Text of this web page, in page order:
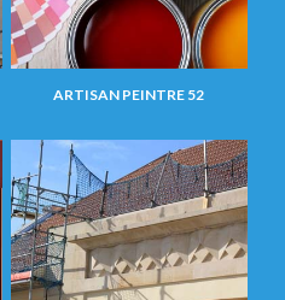
ARTISAN PEINTRE 52